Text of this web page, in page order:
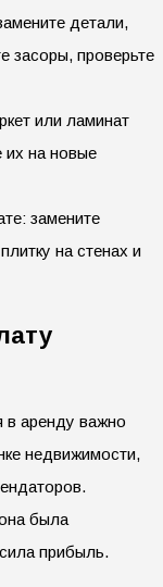
детали,
засоры, проверьте
или ламинат
их на новые
замените
на стенах и
в аренду важно
недвижимости,
была
прибыль.